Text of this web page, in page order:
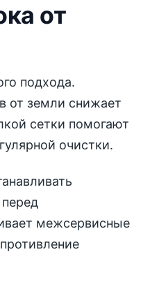
от
подхода.
от земли снижает
сетки помогают
очистки.
межсервисные